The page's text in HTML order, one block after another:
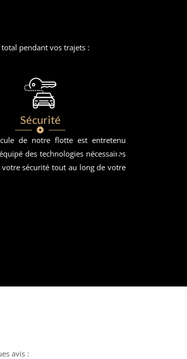
pendant vos trajets :
Sécurité
de notre flotte est entretenu
des technologies nécessaires
sécurité tout au long de votre
avis :